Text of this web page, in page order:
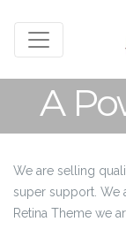
A
We are selling
super support. We
Retina Theme we